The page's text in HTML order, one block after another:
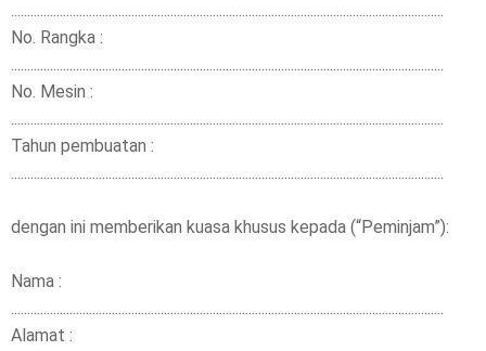
.....................................................................................................................................
No. Rangka :
.....................................................................................................................................
No. Mesin :
.....................................................................................................................................
Tahun pembuatan :
.....................................................................................................................................
dengan ini memberikan kuasa khusus kepada (“Peminjam”):
Nama :
.....................................................................................................................................
Alamat :